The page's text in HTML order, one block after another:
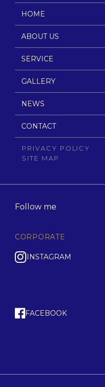
HOME
ABOUT US
SERVICE
GALLERY
NEWS
CONTACT
PRIVACY POLICY
SITE MAP
Follow me
CORPORATE
INSTAGRAM
FACEBOOK